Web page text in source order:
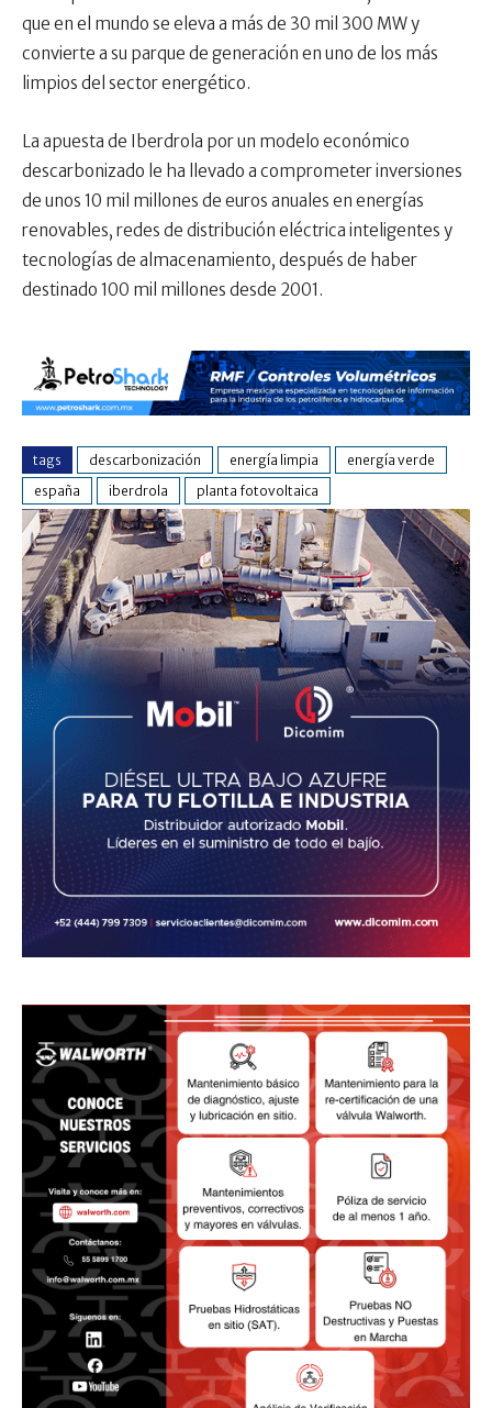
que en el mundo se eleva a más de 30 mil 300 MW y
convierte a su parque de generación en uno de los más
limpios del sector energético.
La apuesta de Iberdrola por un modelo económico
descarbonizado le ha llevado a comprometer inversiones
de unos 10 mil millones de euros anuales en energías
renovables, redes de distribución eléctrica inteligentes y
tecnologías de almacenamiento, después de haber
destinado 100 mil millones desde 2001.
tags descarbonización energía limpia
energía verde
españa
iberdrola planta fotovoltaica